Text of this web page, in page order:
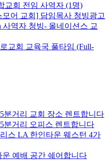
교회 전임 사역자 (1명)
모어 교회] 담임목사 청빙광고
사역자 청빙- 올네이션스 교
교회 교육국 풀타임 (Full-
분거리 교회 장소 렌트합니다
분거리 오피스 렌트합니다
스 LA 한인타운 웨스턴 4가
예배 공간 쉐어합니다